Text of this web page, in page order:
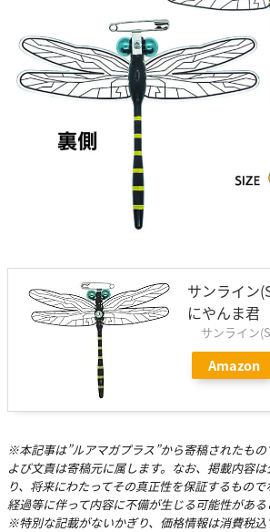
サンライン
にやんま君
サンライン
Amazon
※本記事は”ルアマガプラス”から寄稿されたも
よび文責は寄稿元に属します。なお、掲載内容
り、将来にわたってその真正性を保証するもの
経過等に伴って内容に不備が生じる可能性がある
※特別な記載がないかぎり、価格情報は消費税込